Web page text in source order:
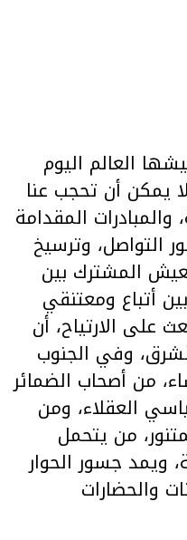
العالم اليوم
يمكن أن تحجب عنا
والمبادرات المقدامة
التواصل، وترسيخ
المشترك بين
أتباع ومعتنقي
على الارتياح، أن
وفي الجنوب
من أصحاب الضمائر
العقلاء، ومن
من يتحمل
ويمد جسور الحوار
والحضارات